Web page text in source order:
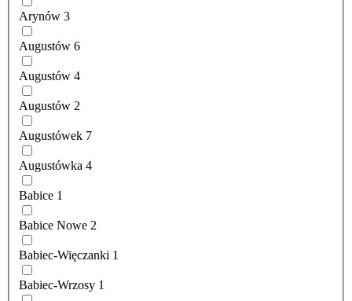
Arynów 3
Augustów 6
Augustów 4
Augustów 2
Augustówek 7
Augustówka 4
Babice 1
Babice Nowe 2
Babiec-Więczanki 1
Babiec-Wrzosy 1